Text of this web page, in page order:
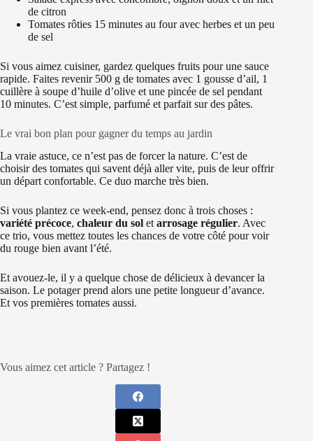
de citron
Tomates rôties 15 minutes au four avec herbes et un peu
de sel
Si vous aimez cuisiner, gardez quelques fruits pour une sauce
rapide. Faites revenir 500 g de tomates avec 1 gousse d’ail, 1
cuillère à soupe d’huile d’olive et une pincée de sel pendant
10 minutes. C’est simple, parfumé et parfait sur des pâtes.
Le vrai bon plan pour gagner du temps au jardin
La vraie astuce, ce n’est pas de forcer la nature. C’est de
choisir des tomates qui savent déjà aller vite, puis de leur offrir
un départ confortable. Ce duo marche très bien.
Si vous plantez ce week-end, pensez donc à trois choses :
variété précoce, chaleur du sol etarrosage régulier. Avec
ce trio, vous mettez toutes les chances de votre côté pour voir
du rouge bien avant l’été.
Et avouez-le, il y a quelque chose de délicieux à devancer la
saison. Le potager prend alors une petite longueur d’avance.
Et vos premières tomates aussi.
Vous aimez cet article ? Partagez !